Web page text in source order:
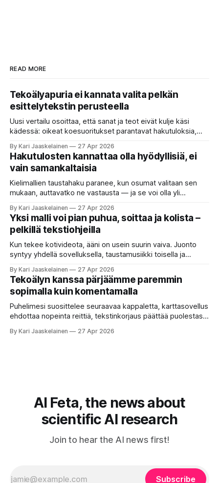
READ MORE
Tekoälyapuria ei kannata valita pelkän
esittelytekstin perusteella
Uusi vertailu osoittaa, että sanat ja teot eivät kulje käsi
kädessä: oikeat koesuoritukset parantavat hakutuloksia,
etsimässä verkosta apuria, joka hoitaisi puolestasi arjen
askareita: täyttäisi lomakkeen, järjestäisi matkasuunnitelman
tai seulisi pitkän asiakirjakasan ydinkohdat. Vastassa on
valikoima, joka muistuttaa sovelluskauppaa steroideilla.
Jokainen ”tekoälyagentti” lupaa paljon
By Kari Jaaskelainen 27 Apr 2026
Hakutulosten kannattaa olla hyödyllisiä, ei
vain samankaltaisia
Kielimallien taustahaku paranee, kun osumat valitaan sen
mukaan, auttavatko ne vastausta — ja se voi olla yli
että kysyt työpaikan chat-robotilta: “Mitä viime kuun
kokouspäiväkirjassa päätettiin etätyöpäivistä?” Robotti
selaa arkistoja ja poimii sinulle pätkän, jossa toistellaan, mitä
etätyö tarkoittaa. Teksti on aiheeltaan lähellä kysymystä,
By Kari Jaaskelainen 27 Apr 2026
Yksi malli voi pian puhua, soittaa ja kolista –
pelkillä tekstiohjeilla
Kun tekee kotivideota, ääni on usein suurin vaiva. Juonto
syntyy yhdellä sovelluksella, taustamusiikki toisella ja
erilaisia komentoja, eikä mikään niistä oikein “puhu”
toistensa kanssa. Lopputulos on pienen palapelityön tulos.
Vuosia on ajateltu, että näin tämän kuuluukin mennä. Puhe
on sanoja ja lauseita – hyvin jäsenneltyä.
By Kari Jaaskelainen 27 Apr 2026
Tekoälyn kanssa pärjäämme paremmin
sopimalla kuin komentamalla
Puhelimesi suosittelee seuraavaa kappaletta, karttasovellus
ehdottaa nopeinta reittiä, tekstinkorjaus päättää puolestasi,
tottelee sinua sokeasti. Useammin huomaat itse
By Kari Jaaskelainen 27 Apr 2026
AI Feta, the news about
scientific AI research
Join to hear the AI news first!
Subscribe